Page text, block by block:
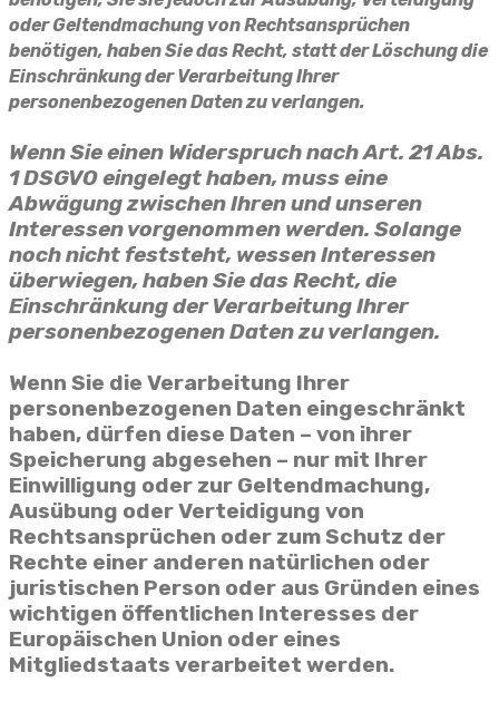
oder Geltendmachung von Rechtsansprüchen
benötigen, haben Sie das Recht, statt der Löschung die
Einschränkung der Verarbeitung Ihrer
personenbezogenen Daten zu verlangen.
Wenn Sie einen Widerspruch nach Art. 21 Abs.
1 DSGVO eingelegt haben, muss eine
Abwägung zwischen Ihren und unseren
Interessen vorgenommen werden. Solange
noch nicht feststeht, wessen Interessen
überwiegen, haben Sie das Recht, die
Einschränkung der Verarbeitung Ihrer
personenbezogenen Daten zu verlangen.
Wenn Sie die Verarbeitung Ihrer
personenbezogenen Daten eingeschränkt
haben, dürfen diese Daten – von ihrer
Speicherung abgesehen – nur mit Ihrer
Einwilligung oder zur Geltendmachung,
Ausübung oder Verteidigung von
Rechtsansprüchen oder zum Schutz der
Rechte einer anderen natürlichen oder
juristischen Person oder aus Gründen eines
wichtigen öffentlichen Interesses der
Europäischen Union oder eines
Mitgliedstaats verarbeitet werden.